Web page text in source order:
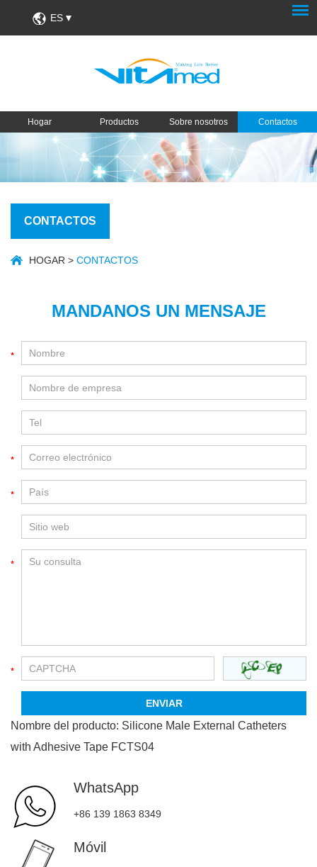
ES
Hogar Productos Sobre nosotros Contactos
CONTACTOS
HOGAR > CONTACTOS
MANDANOS UN MENSAJE
Nombre del producto: Silicone Male External Catheters
with Adhesive Tape FCTS04
WhatsApp
+86 139 1863 8349
Móvil